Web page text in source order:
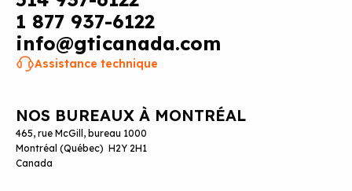
1 877 937-6122
info@gticanada.com
Assistance technique
NOS BUREAUX À MONTRÉAL
465, rue McGill, bureau 1000
Montréal (Québec) H2Y 2H1
Canada